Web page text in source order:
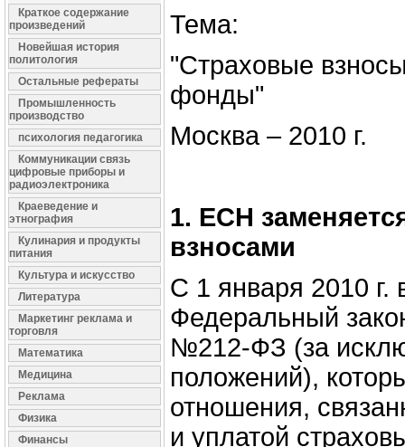
Краткое содержание
произведений
Новейшая история
политология
Остальные рефераты
Промышленность
производство
психология педагогика
Коммуникации связь
цифровые приборы и
радиоэлектроника
Краеведение и
этнография
Кулинария и продукты
питания
Культура и искусство
Литература
Маркетинг реклама и
торговля
Математика
Медицина
Реклама
Физика
Финансы
Тема:
"Страховые
фонды"
Москва – 2010 г.
1. ЕСН
взносами
С 1 января 2010 г.
Федеральный
№212‑ФЗ (за
положений),
отношения,
и уплатой